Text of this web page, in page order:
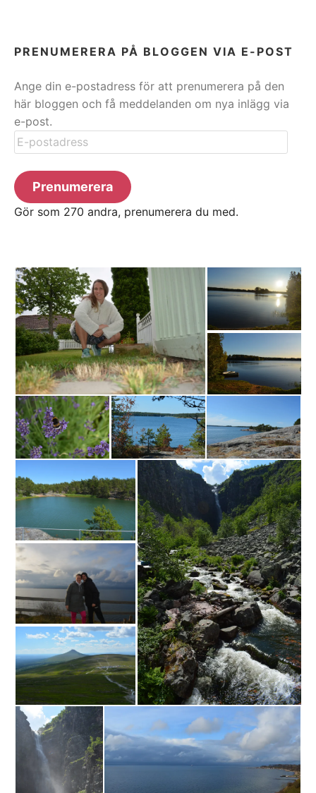
PRENUMERERA PÅ BLOGGEN VIA E-POST
Ange din e-postadress för att prenumerera på den
här bloggen och få meddelanden om nya inlägg via
e-post.
E-
postadress
Prenumerera
Gör som 270 andra, prenumerera du med.